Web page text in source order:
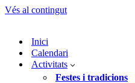
Vés al contingut
Inici
Calendari
Activitats
Festes i tradicions